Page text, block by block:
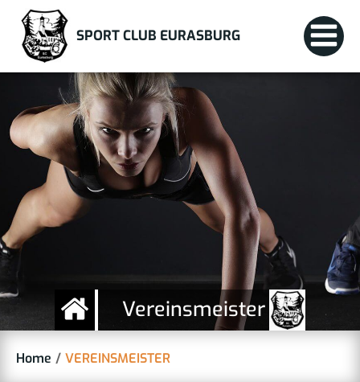
springen
SPORT CLUB EURASBURG
Vereinsmeister
Home VEREINSMEISTER